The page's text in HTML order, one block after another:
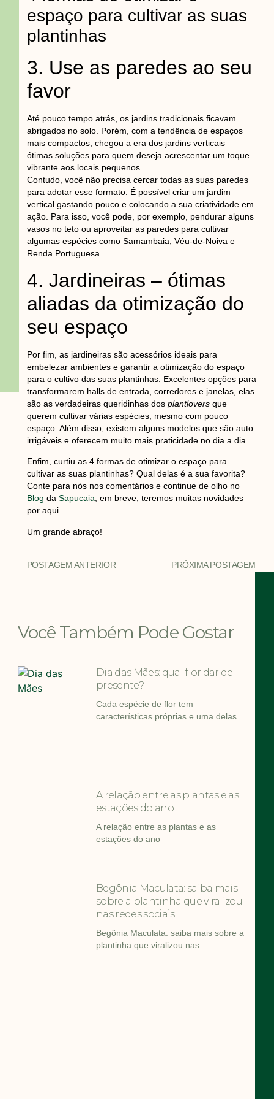
espaço para cultivar as suas
plantinhas
3. Use as paredes ao seu
favor
Até pouco tempo atrás, os jardins tradicionais ficavam
abrigados no solo. Porém, com a tendência de espaços
mais compactos, chegou a era dos jardins verticais –
ótimas soluções para quem deseja acrescentar um toque
vibrante aos locais pequenos.
Contudo, você não precisa cercar todas as suas paredes
para adotar esse formato. É possível criar um jardim
vertical gastando pouco e colocando a sua criatividade em
ação. Para isso, você pode, por exemplo, pendurar alguns
vasos no teto ou aproveitar as paredes para cultivar
algumas espécies como Samambaia, Véu-de-Noiva e
Renda Portuguesa.
4. Jardineiras – ótimas
aliadas da otimização do
seu espaço
Por fim, as jardineiras são acessórios ideais para
embelezar ambientes e garantir a otimização do espaço
para o cultivo das suas plantinhas. Excelentes opções para
transformarem halls de entrada, corredores e janelas, elas
são as verdadeiras queridinhas dos plantloversque
querem cultivar várias espécies, mesmo com pouco
espaço. Além disso, existem alguns modelos que são auto
irrigáveis e oferecem muito mais praticidade no dia a dia.
Enfim, curtiu as 4 formas de otimizar o espaço para
cultivar as suas plantinhas? Qual delas é a sua favorita?
Conte para nós nos comentários e continue de olho no
Blog da Sapucaia, em breve, teremos muitas novidades
por aqui.
Um grande abraço!
POSTAGEM ANTERIOR PRÓXIMA POSTAGEM
Você Também Pode Gostar
Dia das Mães: qual flor dar de
presente?
Cada espécie de flor tem
características próprias e uma delas
A relação entre as plantas e as
estações do ano
A relação entre as plantas e as
estações do ano
Begônia Maculata: saiba mais
sobre a plantinha que viralizou
nas redes sociais
Begônia Maculata: saiba mais sobre a
plantinha que viralizou nas